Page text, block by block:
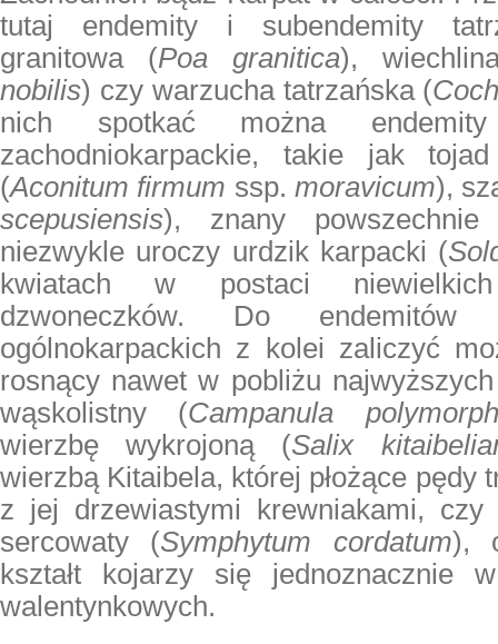
tutaj endemity i subendemity
granitowa (Poa granitica),
nobilis) czy warzucha tatrzańska (
nich spotkać można
zachodniokarpackie, takie jak
(Aconitum firmum ssp.moravicum),
scepusiensis), znany
niezwykle uroczy urdzik karpacki (
kwiatach w postaci niewielkich
dzwoneczków. Do endemitów
ogólnokarpackich z kolei zaliczyć
rosnący nawet w pobliżu
wąskolistny (Campanula
wierzbę wykrojoną (Salix
wierzbą Kitaibela, której płożące pędy
z jej drzewiastymi krewniakami, czy
sercowaty (Symphytum cordatum),
kształt kojarzy się jednoznacznie
walentynkowych.